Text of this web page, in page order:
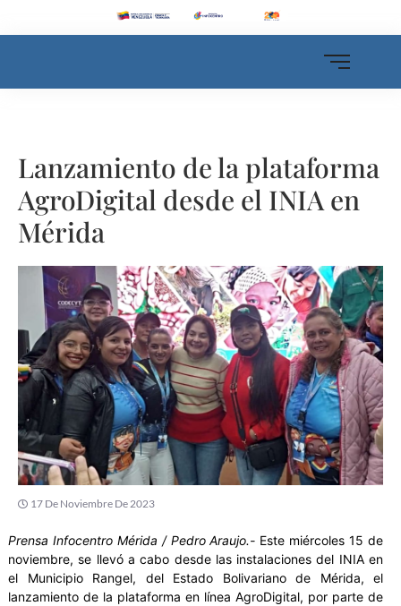
Lanzamiento de la plataforma
AgroDigital desde el INIA en
Mérida
17 De Noviembre De 2023
Prensa Infocentro Mérida / Pedro Araujo.- Este miércoles 15 de
noviembre, se llevó a cabo desde las instalaciones del INIA en
el Municipio Rangel, del Estado Bolivariano de Mérida, el
lanzamiento de la plataforma en línea AgroDigital, por parte de